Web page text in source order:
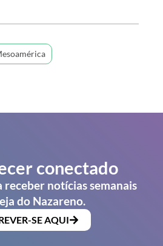
conectado
receber notícias semanais
do Nazareno.
SE AQUI